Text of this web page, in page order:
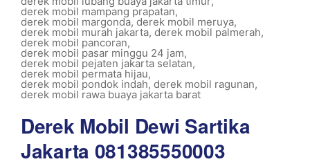
derek mobil mampang prapatan,
derek mobil margonda,derek mobil meruya,
derek mobil murah jakarta, derek mobil palmerah,
derek mobil pancoran,
derek mobil pasar minggu 24 jam,
derek mobil pejaten jakarta selatan,
derek mobil permata hijau,
derek mobil pondok indah, derek mobil ragunan,
derek mobil rawa buaya jakarta barat
Derek Mobil Dewi Sartika
Jakarta 081385550003